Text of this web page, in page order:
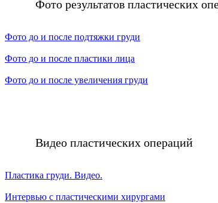
Фото результатов пластических
Фото до и после подтяжки груди
Фото до и после пластики лица
Фото до и после увеличения груди
Видео пластических операций
Пластика груди. Видео.
Интервью с пластическими хирургами